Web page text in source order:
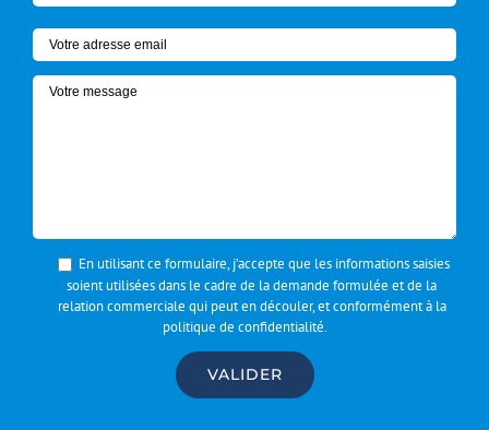
En utilisant ce formulaire, j’accepte que les informations saisies
soient utilisées dans le cadre de la demande formulée et de la
relation commerciale qui peut en découler, et conformément à la
politique de confidentialité.